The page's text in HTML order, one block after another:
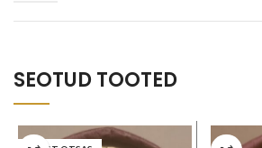
SEOTUD TOOTED